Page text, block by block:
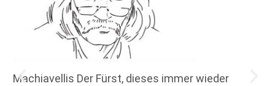
Machiavellis Der Fürst, dieses immer wieder